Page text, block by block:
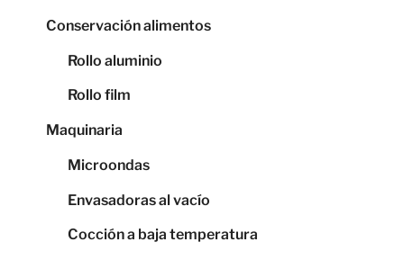
Conservación alimentos
Rollo aluminio
Rollo film
Maquinaria
Microondas
Envasadoras al vacío
Cocción a baja temperatura